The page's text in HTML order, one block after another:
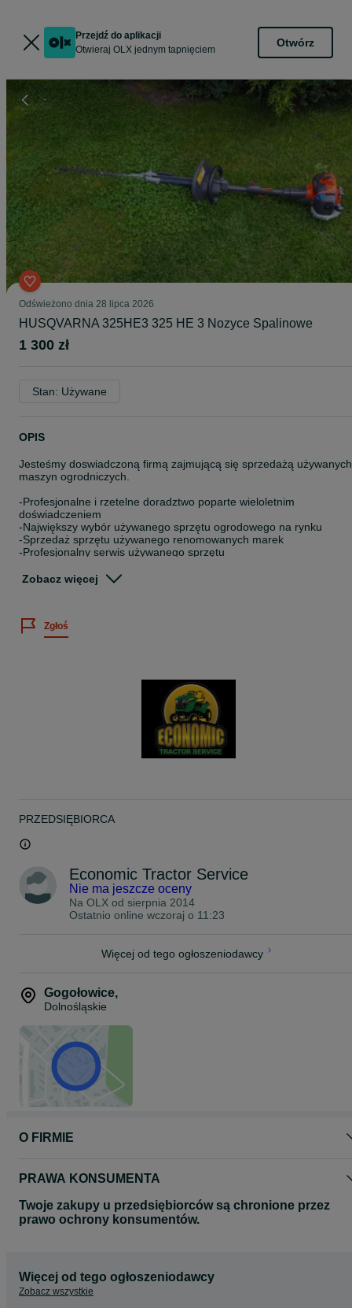
Przejdź do aplikacji
Otwieraj OLX jednym tapnięciem
Otwórz
Odświeżono dnia 28 lipca 2026
HUSQVARNA 325HE3 325 HE 3 Nozyce Spalinowe
1 300 zł
Stan: Używane
OPIS
Jesteśmy doswiadczoną firmą zajmującą się sprzedażą używanych
maszyn ogrodniczych.
-Profesjonalne i rzetelne doradztwo poparte wieloletnim
doświadczeniem
-Największy wybór używanego sprzętu ogrodowego na rynku
-Sprzedaż sprzętu używanego renomowanych marek
-Profesjonalny serwis używanego sprzętu
przed sprzedażą
MASZ PYTANIE ? NIE CZEKAJ !!! ZADZWOŃ !!!
ZAPRASZAMY DO NAS !!!
-za pobraniem (płatność przy odbiorze)-100ZL
lub po wpłacie na konto firmowe -96ZL
-istnieje możliwość odbioru osobistego w Naszym serwisie
Economic Tractor Service S.C,
Sobota 08:00 - 14:00
SPRZĘT JEST UŻYWANY,SPROWADZONY Z
ZAGRANICY,POSIADA NORMALNE ŚLADY
UŻYTKOWANIA(OTARCIA-ZADRAPANIA)
SPRZĘT JEST SPRAWNY,GOTOWY DO PRACY
Zobacz więcej
Zgłoś
PRZEDSIĘBIORCA
Economic Tractor Service
Nie ma jeszcze oceny
Na OLX od sierpnia 2014
Ostatnio online wczoraj o 11:23
Więcej od tego ogłoszeniodawcy
Gogołowice,
Dolnośląskie
O FIRMIE
PRAWA KONSUMENTA
Twoje zakupy u przedsiębiorców są chronione przez
prawo ochrony konsumentów.
Więcej od tego ogłoszeniodawcy
Zobacz wszystkie